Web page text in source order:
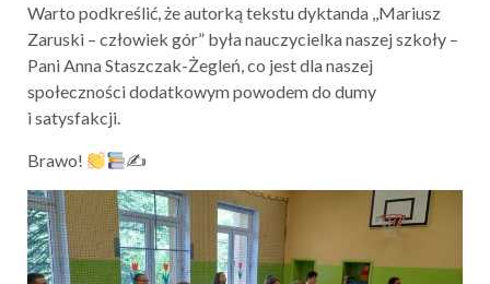
Warto podkreślić, że autorką tekstu dyktanda ,,Mariusz
Zaruski – człowiek gór” była nauczycielka naszej szkoły –
Pani Anna Staszczak-Żegleń, co jest dla naszej
społeczności dodatkowym powodem do dumy
i satysfakcji.
Brawo! ✍